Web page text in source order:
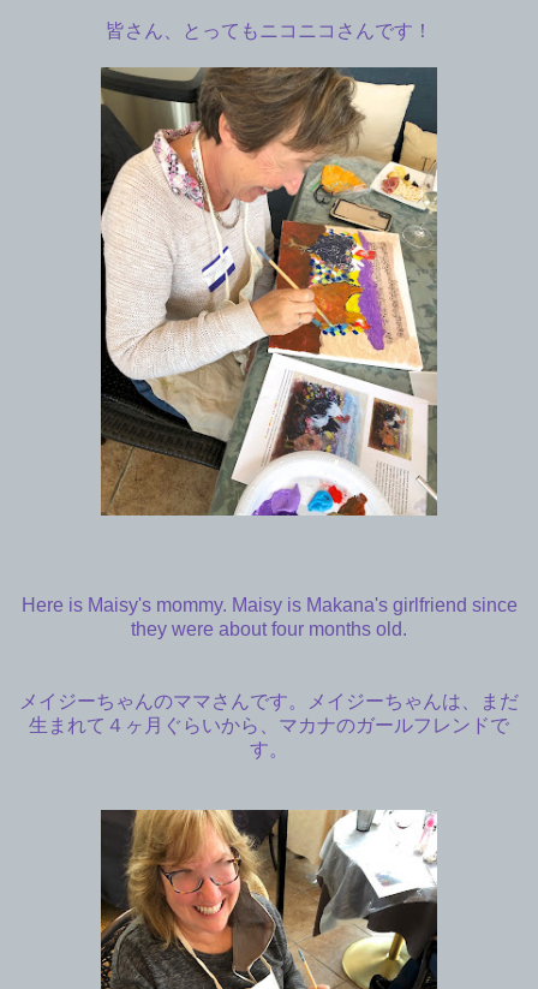
皆さん、とってもニコニコさんです！
Here is Maisy's mommy. Maisy is Makana's girlfriend since
they were about four months old.
メイジーちゃんのママさんです。メイジーちゃんは、まだ
生まれて４ヶ月ぐらいから、マカナのガールフレンドで
す。